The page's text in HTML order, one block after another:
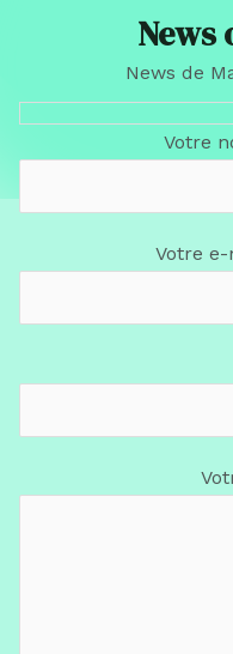
News
News de
Votre
Votre